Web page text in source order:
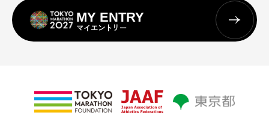
MY ENTRY
マイエントリー